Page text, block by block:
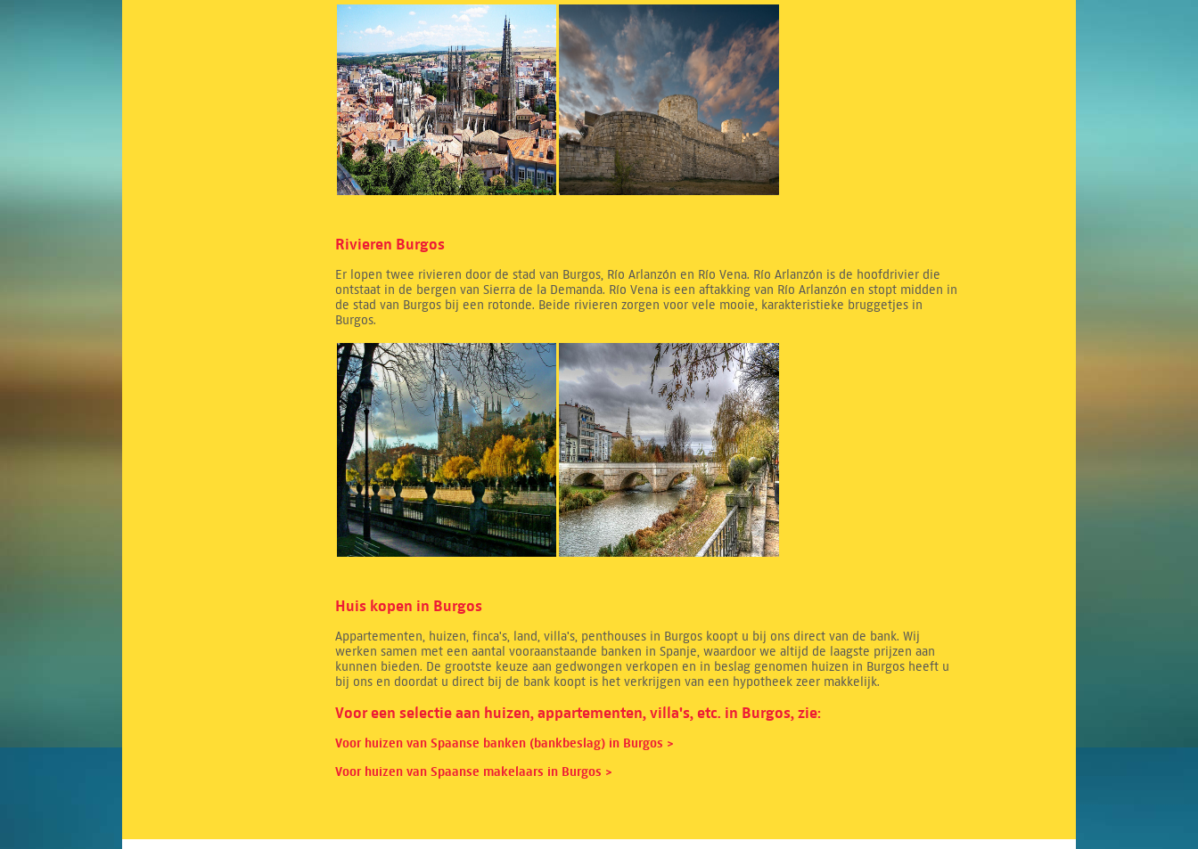
Rivieren Burgos
Er lopen twee rivieren door de stad van Burgos, Río Arlanzón en Río Vena. Río Arlanzón is de hoofdrivier die
ontstaat in de bergen van Sierra de la Demanda. Río Vena is een aftakking van Río Arlanzón en stopt midden in
de stad van Burgos bij een rotonde. Beide rivieren zorgen voor vele mooie, karakteristieke bruggetjes in
Burgos.
Huis kopen in Burgos
Appartementen, huizen, finca's, land, villa's, penthouses in Burgos koopt u bij ons direct van de bank. Wij
werken samen met een aantal vooraanstaande banken in Spanje, waardoor we altijd de laagste prijzen aan
kunnen bieden. De grootste keuze aan gedwongen verkopen en in beslag genomen huizen in Burgos heeft u
bij ons en doordat u direct bij de bank koopt is het verkrijgen van een hypotheek zeer makkelijk.
Voor een selectie aan huizen, appartementen, villa's, etc. in Burgos, zie:
Voor huizen van Spaanse banken (bankbeslag) in Burgos >
Voor huizen van Spaanse makelaars in Burgos >